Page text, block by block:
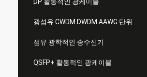
광섬유 CWDM DWDM AAWG 단위
섬유 광학적인 송수신기
QSFP+ 활동적인 광케이블